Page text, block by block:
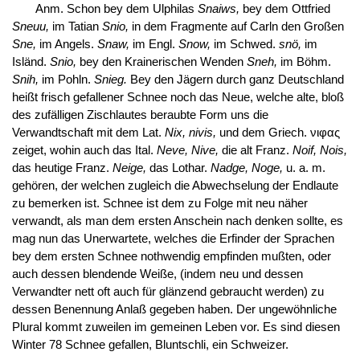
Anm. Schon bey dem Ulphilas Snaiws, bey dem Ottfried
Sneuu, im Tatian Snio, in dem Fragmente auf Carln den Großen
Sne, im Angels. Snaw, im Engl. Snow, im Schwed. snö, im
Isländ. Snio, bey den Krainerischen Wenden Sneh, im Böhm.
Snih, im Pohln. Snieg. Bey den Jägern durch ganz Deutschland
heißt frisch gefallener Schnee noch das Neue, welche alte, bloß
des zufälligen Zischlautes beraubte Form uns die
Verwandtschaft mit dem Lat. Nix, nivis, und dem Griech. νιφας
zeiget, wohin auch das Ital. Neve, Nive, die alt Franz. Noif, Nois,
das heutige Franz. Neige, das Lothar. Nadge, Noge, u. a. m.
gehören, der welchen zugleich die Abwechselung der Endlaute
zu bemerken ist. Schnee ist dem zu Folge mit neu näher
verwandt, als man dem ersten Anschein nach denken sollte, es
mag nun das Unerwartete, welches die Erfinder der Sprachen
bey dem ersten Schnee nothwendig empfinden mußten, oder
auch dessen blendende Weiße, (indem neu und dessen
Verwandter nett oft auch für glänzend gebraucht werden) zu
dessen Benennung Anlaß gegeben haben. Der ungewöhnliche
Plural kommt zuweilen im gemeinen Leben vor. Es sind diesen
Winter 78 Schnee gefallen, Bluntschli, ein Schweizer.